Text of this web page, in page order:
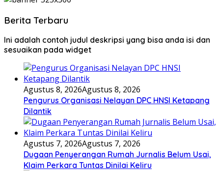
Berita Terbaru
Ini adalah contoh judul deskripsi yang bisa anda isi dan
sesuaikan pada widget
Agustus 8, 2026Agustus 8, 2026
Pengurus Organisasi Nelayan DPC HNSI Ketapang
Dilantik
Agustus 7, 2026Agustus 7, 2026
Dugaan Penyerangan Rumah Jurnalis Belum Usai,
Klaim Perkara Tuntas Dinilai Keliru